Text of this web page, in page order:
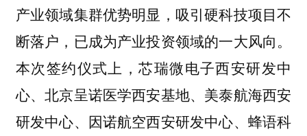
产业领域集群优势明显，吸引硬科技项目不
断落户，已成为产业投资领域的一大风向。
本次签约仪式上，芯瑞微电子西安研发中
心、北京呈诺医学西安基地、美泰航海西安
研发中心、因诺航空西安研发中心、蜂语科